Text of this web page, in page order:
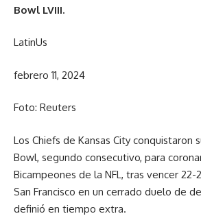
Bowl LVIII.
LatinUs
febrero 11, 2024
Foto: Reuters
Los Chiefs de Kansas City conquistaron
Bowl, segundo consecutivo, para
Bicampeones de la NFL, tras vencer
San Francisco en un cerrado duelo de
definió en tiempo extra.